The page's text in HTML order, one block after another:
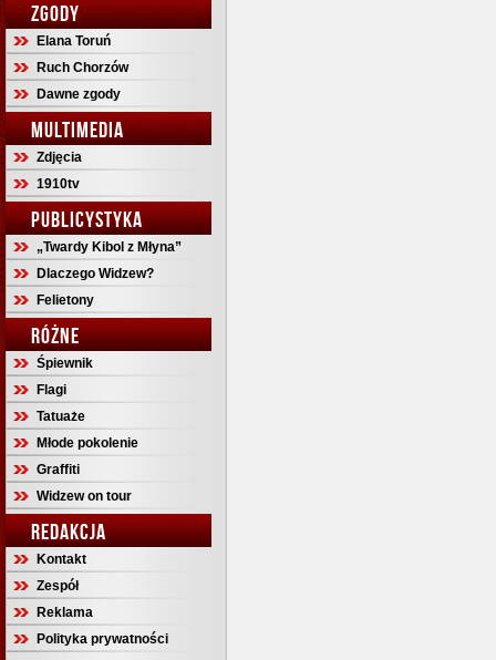
ZGODY
Elana Toruń
Ruch Chorzów
Dawne zgody
MULTIMEDIA
Zdjęcia
1910tv
PUBLICYSTYKA
„Twardy Kibol z Młyna”
Dlaczego Widzew?
Felietony
RÓŻNE
Śpiewnik
Flagi
Tatuaże
Młode pokolenie
Graffiti
Widzew on tour
REDAKCJA
Kontakt
Zespół
Reklama
Polityka prywatności